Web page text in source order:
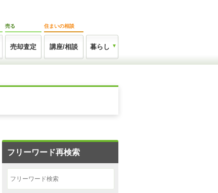
売る
売却査定
住まいの相談
講座/相談 暮らし
フリーワード再検索